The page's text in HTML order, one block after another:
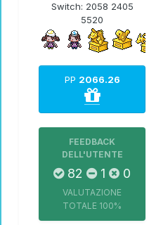
Switch: 2058 2405
5520
PP 2066.26
FEEDBACK
DELL'UTENTE
82 1 0
VALUTAZIONE
TOTALE 100%